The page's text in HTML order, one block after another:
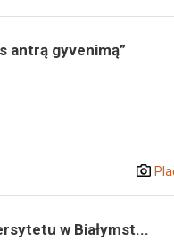
antrą gyvenimą”
w Białymst...